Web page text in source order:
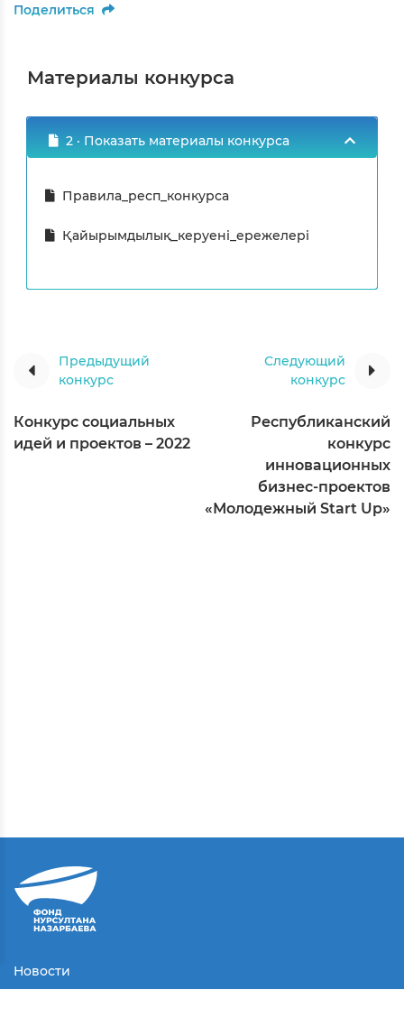
Поделиться
Материалы конкурса
2 · Показать материалы конкурса
Правила_респ_конкурса
Қайырымдылық_керуені_ережелері
Предыдущий
конкурс
Конкурс социальных
идей и проектов – 2022
Следующий
конкурс
Республиканский
конкурс
инновационных
бизнес-проектов
«Молодежный Start Up»
Новости